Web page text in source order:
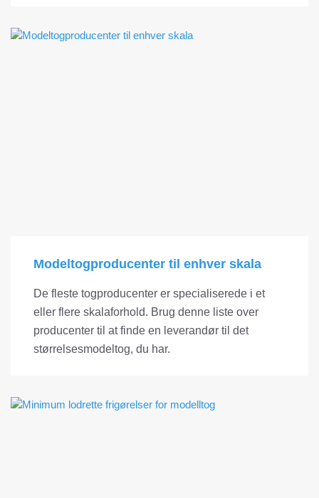
Modeltogproducenter til enhver skala
De fleste togproducenter er specialiserede i et
eller flere skalaforhold. Brug denne liste over
producenter til at finde en leverandør til det
størrelsesmodeltog, du har.